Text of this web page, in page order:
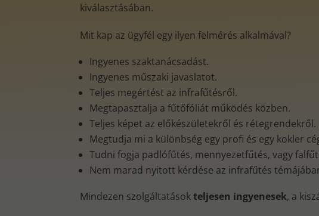
kiválasztásában.
Mit kap az ügyfél egy ilyen felmérés alkalmával?
Ingyenes szaktanácsadást.
Ingyenes műszaki javaslatot.
Teljes megértést az infrafűtésről.
Megtapasztalja a fűtőfóliát működés közben.
Teljes képet az előkészületekről és rétegrendekről.
Megtudja mi a különbség egy profi és egy kokler
Tudni fogja padlófűtés, mennyezetfűtés, vagy
Nem marad nyitott kérdése az infrafűtés
Mindezen szolgáltatásokteljesen ingyenesek, a